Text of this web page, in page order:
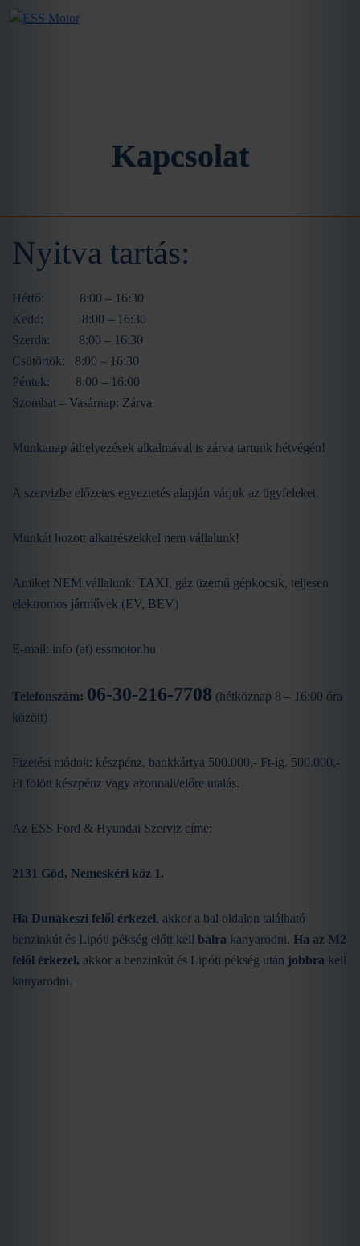
Kapcsolat
Nyitva tartás:
Hétfő: 8:00 – 16:30
Kedd: 8:00 – 16:30
Szerda: 8:00 – 16:30
Csütörtök: 8:00 – 16:30
Péntek: 8:00 – 16:00
Szombat – Vasárnap: Zárva
Munkanap áthelyezések alkalmával is zárva tartunk hétvégén!
A szervizbe előzetes egyeztetés alapján várjuk az ügyfeleket.
Munkát hozott alkatrészekkel nem vállalunk!
Amiket NEM vállalunk: TAXI, gáz üzemű gépkocsik, teljesen
elektromos járművek (EV, BEV)
E-mail: info (at) essmotor.hu
Telefonszám: 06-30-216-7708 (hétköznap 8 – 16:00 óra
között)
Fizetési módok: készpénz, bankkártya 500.000,- Ft-ig. 500.000,-
Ft fölött készpénz vagy azonnali/előre utalás.
Az ESS Ford & Hyundai Szerviz címe:
2131 Göd, Nemeskéri köz 1.
Ha Dunakeszi felől érkezel, akkor a bal oldalon található
benzinkút és Lipóti pékség előtt kell balra kanyarodni. Ha az M2
felől érkezel, akkor a benzinkút és Lipóti pékség után jobbra kell
kanyarodni.